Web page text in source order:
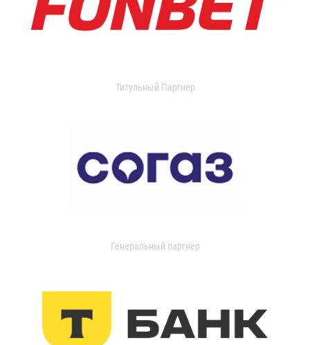
Титульный Партнер
Генеральный партнер